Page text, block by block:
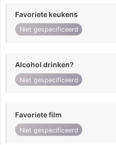
Favoriete keukens
Niet gespecificeerd
Alcohol drinken?
Niet gespecificeerd
Favoriete film
Niet gespecificeerd